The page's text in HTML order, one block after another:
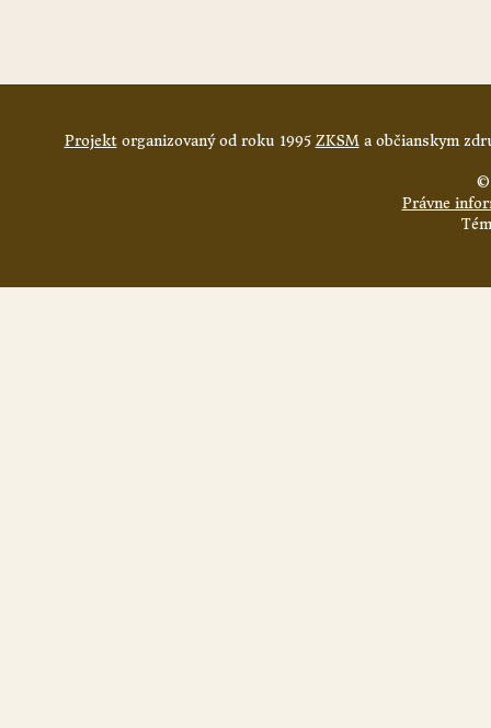
Projektorganizovaný od roku 1995 ZKSMa občianskym
©
Právne